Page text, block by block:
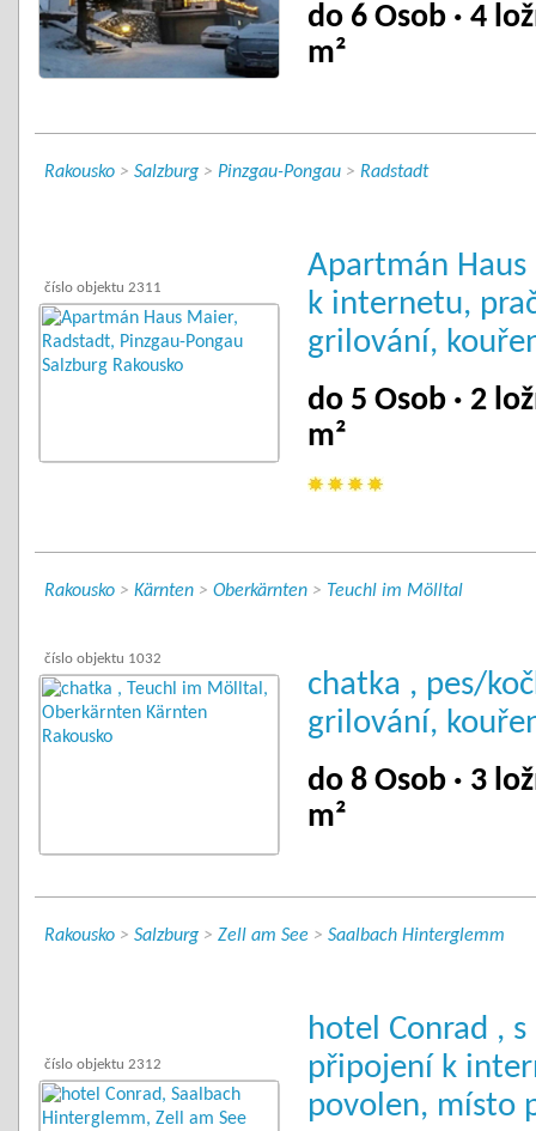
do 6 Osob · 4
m²
Rakousko > Salzburg > Pinzgau-Pongau > Radstadt
číslo objektu 2311
Apartmán
k internetu,
grilování,
do 5 Osob · 2
m²
Rakousko > Kärnten > Oberkärnten > Teuchl im Mölltal
číslo objektu 1032
chatka , pes/
grilování,
do 8 Osob · 3
m²
Rakousko > Salzburg > Zell am See > Saalbach Hinterglemm
číslo objektu 2312
hotel Conrad ,
připojení k
povolen, místo